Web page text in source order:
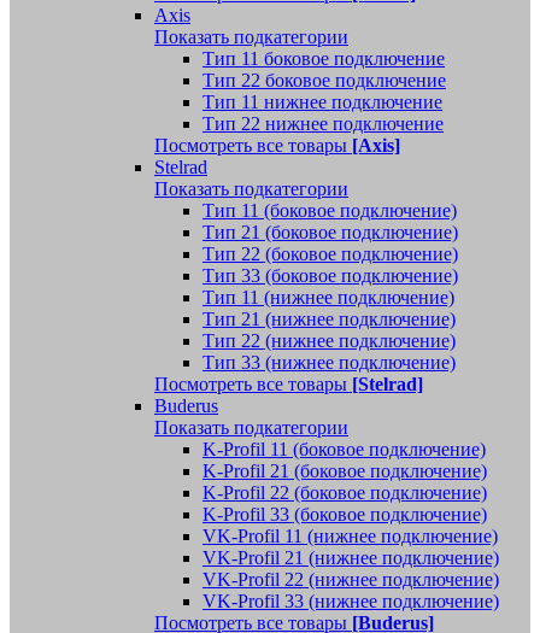
Axis
Показать подкатегории
Тип 11 боковое подключение
Тип 22 боковое подключение
Тип 11 нижнее подключение
Тип 22 нижнее подключение
Посмотреть все товары [Axis]
Stelrad
Показать подкатегории
Tип 11 (боковое подключение)
Тип 21 (боковое подключение)
Тип 22 (боковое подключение)
Тип 33 (боковое подключение)
Тип 11 (нижнее подключение)
Тип 21 (нижнее подключение)
Тип 22 (нижнее подключение)
Тип 33 (нижнее подключение)
Посмотреть все товары [Stelrad]
Buderus
Показать подкатегории
K-Profil 11 (боковое подключение)
K-Profil 21 (боковое подключение)
K-Profil 22 (боковое подключение)
K-Profil 33 (боковое подключение)
VK-Profil 11 (нижнее подключение)
VK-Profil 21 (нижнее подключение)
VK-Profil 22 (нижнее подключение)
VK-Profil 33 (нижнее подключение)
Посмотреть все товары [Buderus]